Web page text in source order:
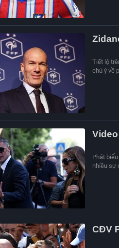
Tiết lộ
chú ý về
Phát
nhiều sự
CĐV